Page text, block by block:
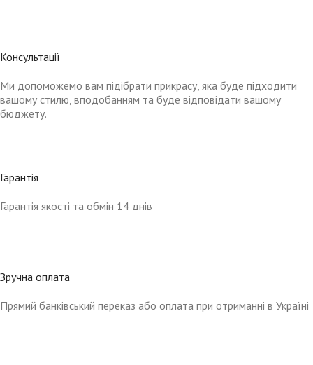
Консультації
Ми допоможемо вам підібрати прикрасу, яка буде підходити
вашому стилю, вподобанням та буде відповідати вашому
бюджету.
Гарантія
Гарантія якості та обмін 14 днів
Зручна оплата
Прямий банківський переказ або оплата при отриманні в Україні